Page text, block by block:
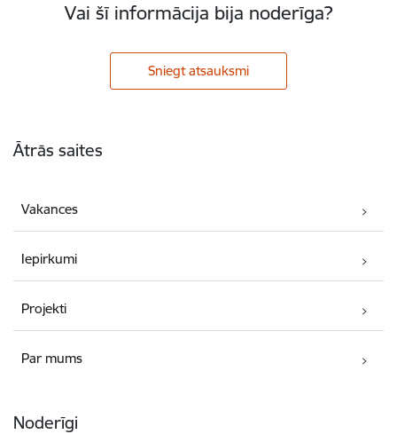
Vai šī informācija bija noderīga?
Sniegt atsauksmi
Ātrās saites
Vakances
Iepirkumi
Projekti
Par mums
Noderīgi